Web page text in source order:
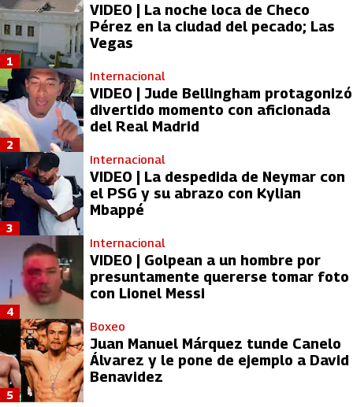
VIDEO | La noche loca de Checo
Pérez en la ciudad del pecado; Las
Vegas
1
Internacional
VIDEO | Jude Bellingham protagonizó
divertido momento con aficionada
del Real Madrid
2
Internacional
VIDEO | La despedida de Neymar con
el PSG y su abrazo con Kylian
Mbappé
3
Internacional
VIDEO | Golpean a un hombre por
presuntamente quererse tomar foto
con Lionel Messi
4
Boxeo
Juan Manuel Márquez tunde Canelo
Álvarez y le pone de ejemplo a David
Benavidez
5